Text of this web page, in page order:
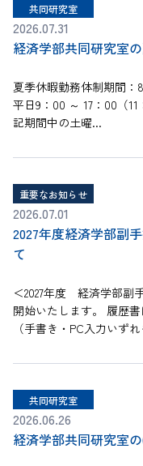
共同研究室
2026.07.31
経済学部共同研究室
夏季休暇勤務体制期間：
平日9：00 ～ 17：00（
記期間中の土曜...
重要なお知らせ
2026.07.01
2027年度経済学部副
て
＜2027年度 経済学部副
開始いたします。 履歴
（手書き・PC入力いず
共同研究室
2026.06.26
経済学部共同研究室